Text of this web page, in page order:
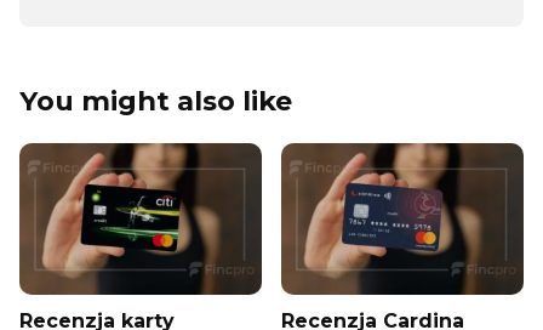
You might also like
Recenzja karty Recenzja Cardina